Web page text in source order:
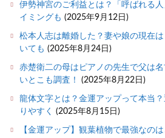
伊勢神宮のご利益とは？「呼ばれる
イミングも (2025年9月12日)
松本人志は離婚した？妻や娘の現在
いても (2025年8月24日)
赤楚衛二の母はピアノの先生で父は
いとこも調査！
(2025年8月22日)
龍体文字とは？金運アップって本当
りやすく
(2025年8月15日)
【金運アップ】観葉植物で最強なの